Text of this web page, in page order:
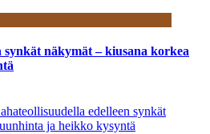
synkät näkymät – kiusana korkea
edelleen synkät
ja heikko kysyntä